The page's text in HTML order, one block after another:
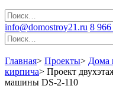
info@domostroy21.ru 8 966
Главная> Проекты> Дома
кирпича> Проект
машины DS-2-110